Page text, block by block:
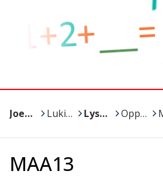
Joensuu Lukiot Lyseon lukio Oppiaineet ja kurssit
MAA13